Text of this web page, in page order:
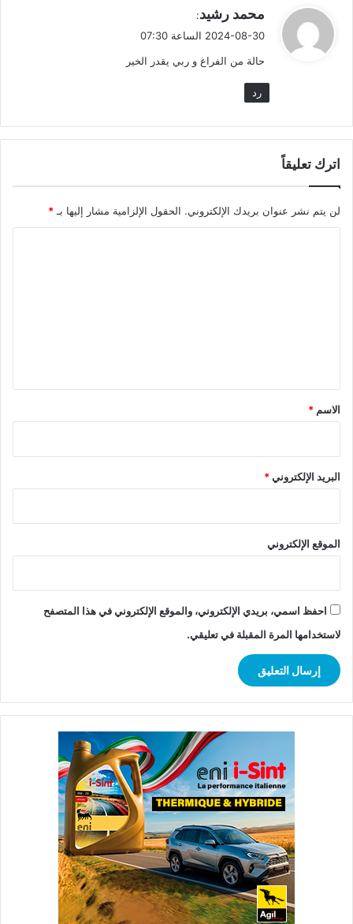
ل
محمد رشيد:
2024-08-30 الساعة 07:30
حالة من الفراغ و ربي يقدر الخير
رد
اترك تعليقاً
لن يتم نشر عنوان بريدك الإلكتروني. الحقول الإلزامية مشار إليها بـ *
*
الاسم *
البريد الإلكتروني*
الموقع الإلكتروني
احفظ اسمي، بريدي الإلكتروني، والموقع الإلكتروني في هذا المتصفح
لاستخدامها المرة المقبلة في تعليقي.